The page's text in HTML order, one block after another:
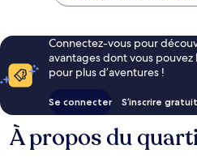
Connectez-vous pour
avantages dont vous
pour plus d’aventures !
Se connecter S’inscrire
À propos du